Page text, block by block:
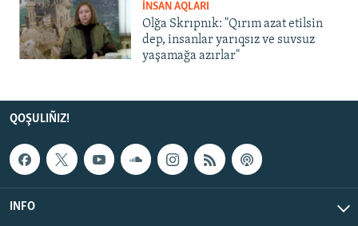
İNSAN AQLARI
Olğa Skrıpnık: "Qırım azat etilsin
dep, insanlar yarıqsız ve suvsuz
yaşamağa azırlar"
QOŞULIÑIZ!
INFO